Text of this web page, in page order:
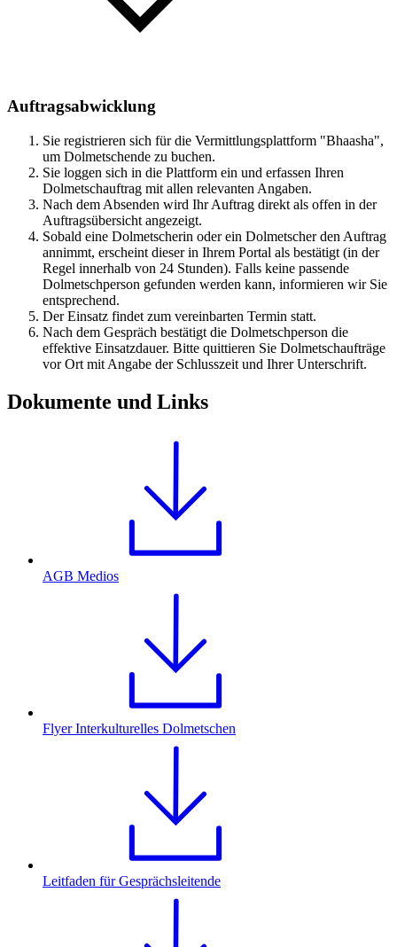
Auftragsabwicklung
Sie registrieren sich für die Vermittlungsplattform "Bhaasha",
um Dolmetschende zu buchen.
Sie loggen sich in die Plattform ein und erfassen Ihren
Dolmetschauftrag mit allen relevanten Angaben.
Nach dem Absenden wird Ihr Auftrag direkt als offen in der
Auftragsübersicht angezeigt.
Sobald eine Dolmetscherin oder ein Dolmetscher den Auftrag
annimmt, erscheint dieser in Ihrem Portal als bestätigt (in der
Regel innerhalb von 24 Stunden). Falls keine passende
Dolmetschperson gefunden werden kann, informieren wir Sie
entsprechend.
Der Einsatz findet zum vereinbarten Termin statt.
Nach dem Gespräch bestätigt die Dolmetschperson die
effektive Einsatzdauer. Bitte quittieren Sie Dolmetschaufträge
vor Ort mit Angabe der Schlusszeit und Ihrer Unterschrift.
Dokumente und Links
AGB Medios
Flyer Interkulturelles Dolmetschen
Leitfaden für Gesprächsleitende